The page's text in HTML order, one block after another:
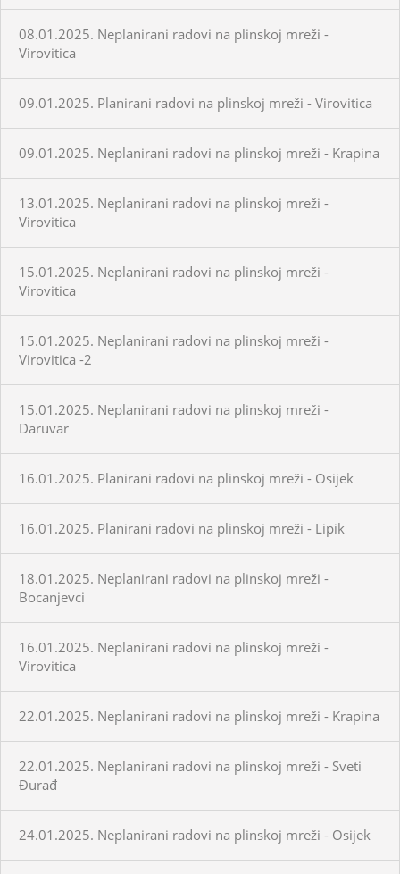
08.01.2025. Neplanirani radovi na plinskoj mreži -
Virovitica
09.01.2025. Planirani radovi na plinskoj mreži - Virovitica
09.01.2025. Neplanirani radovi na plinskoj mreži - Krapina
13.01.2025. Neplanirani radovi na plinskoj mreži -
Virovitica
15.01.2025. Neplanirani radovi na plinskoj mreži -
Virovitica
15.01.2025. Neplanirani radovi na plinskoj mreži -
Virovitica -2
15.01.2025. Neplanirani radovi na plinskoj mreži -
Daruvar
16.01.2025. Planirani radovi na plinskoj mreži - Osijek
16.01.2025. Planirani radovi na plinskoj mreži - Lipik
18.01.2025. Neplanirani radovi na plinskoj mreži -
Bocanjevci
16.01.2025. Neplanirani radovi na plinskoj mreži -
Virovitica
22.01.2025. Neplanirani radovi na plinskoj mreži - Krapina
22.01.2025. Neplanirani radovi na plinskoj mreži - Sveti
Đurađ
24.01.2025. Neplanirani radovi na plinskoj mreži - Osijek